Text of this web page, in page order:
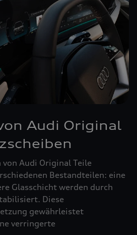
Audi Original
Audi Original Teile
Bestandteilen: eine
Glasschicht werden durch
Diese
gewährleistet
verringerte